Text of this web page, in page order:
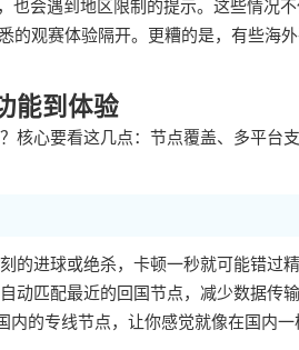
也会遇到地区限制的提示。这些情况
观赛体验隔开。更糟的是，有些海外
能到体验
核心要看这几点：节点覆盖、多平台
的进球或绝杀，卡顿一秒就可能错过精
匹配最近的回国节点，减少数据传
的专线节点，让你感觉就像在国内一